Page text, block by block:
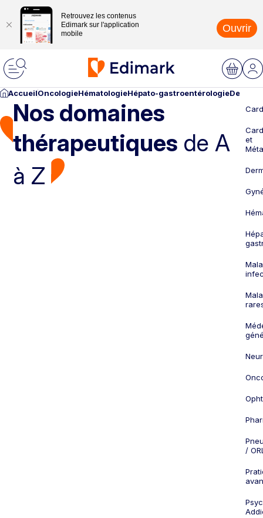
Retrouvez les contenus
Edimark sur l'application
mobile
Ouvrir
AccueilOncologieHématologieHépato-gastroentérologie
Nos domaines
thérapeutiques de A
à Z
et
/